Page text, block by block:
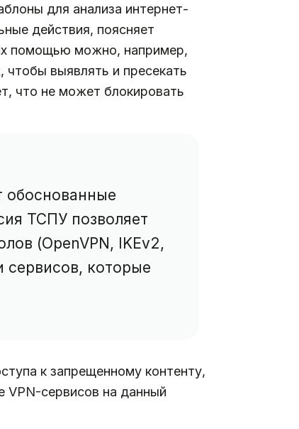
для анализа интернет-
действия, поясняет
помощью можно, например,
чтобы выявлять и пресекать
что не может блокировать
обоснованные
ТСПУ позволяет
(OpenVPN, IKEv2,
сервисов, которые
к запрещенному контенту,
VPN-сервисов на данный